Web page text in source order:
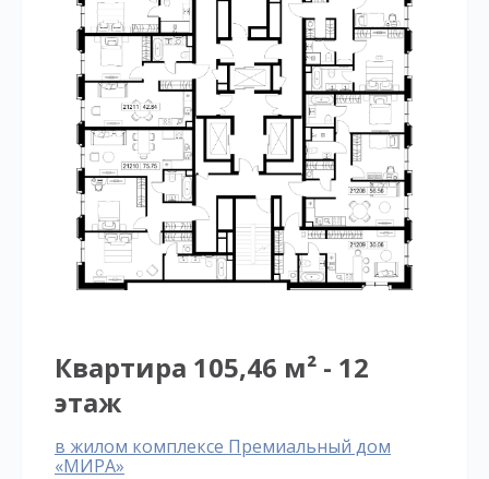
Квартира 105,46 м² - 12
этаж
в жилом комплексе Премиальный дом
«МИРА»